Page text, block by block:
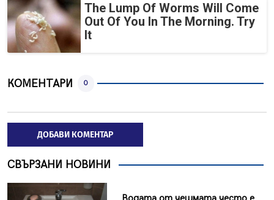
The Lump Of Worms Will Come
Out Of You In The Morning. Try
It
КОМЕНТАРИ 0
ДОБАВИ КОМЕНТАР
СВЪРЗАНИ НОВИНИ